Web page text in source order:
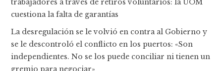
trabajadores a través de retiros voluntarios: la UOM
cuestiona la falta de garantías
La desregulación se le volvió en contra al Gobierno y
se le descontroló el conflicto en los puertos: «Son
independientes. No se los puede conciliar ni tienen un
gremio para negociar»